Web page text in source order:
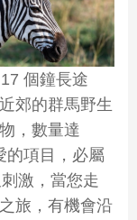
個鐘長途
郊的群馬野生
，數量達
的項目，必屬
激，當您走
旅，有機會沿